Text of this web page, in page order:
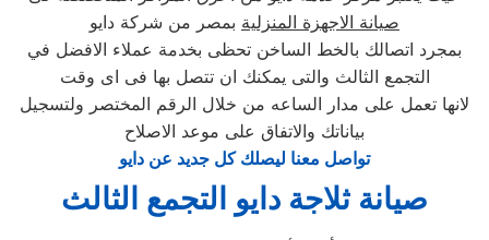
صيانة الاجهزة المنزلية بمصر من شركة دايو
بمجرد اتصالك بالخط الساخن تحظى بخدمة عملاء الافضل في
التجمع الثالث والتى يمكنك ان تتصل بها فى اى وقت
لانها تعمل على مدار الساعه من خلال الرقم المختصر ولتسجيل
بياناتك والاتفاق على موعد الاصلاح
تواصل معنا ليصلك كل جديد عن دايو
صيانة ثلاجة دايو التجمع الثالث